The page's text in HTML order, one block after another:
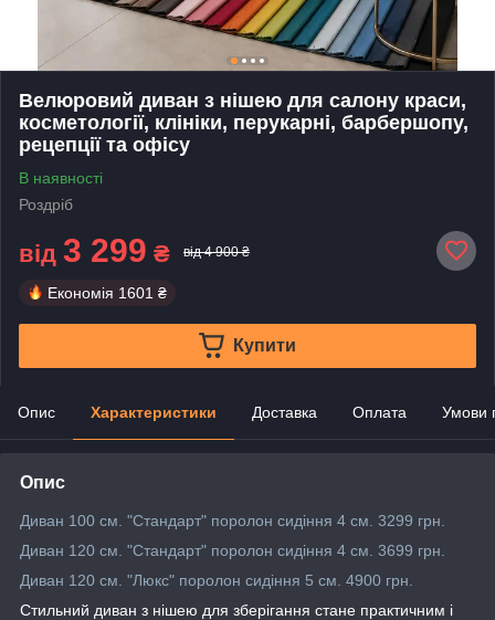
Велюровий диван з нішею для салону краси,
косметології, клініки, перукарні, барбершопу,
рецепції та офісу
В наявності
Роздріб
від 3 299 ₴ від 4 900 ₴
Економія 1601 ₴
Купити
Опис Характеристики Доставка Оплата Умови
Опис
Диван 100 см. "Стандарт" поролон сидіння 4 см. 3299 грн.
Диван 120 см. "Стандарт" поролон сидіння 4 см. 3699 грн.
Диван 120 см. "Люкс" поролон сидіння 5 см. 4900 грн.
Стильний диван з нішею для зберігання стане практичним і